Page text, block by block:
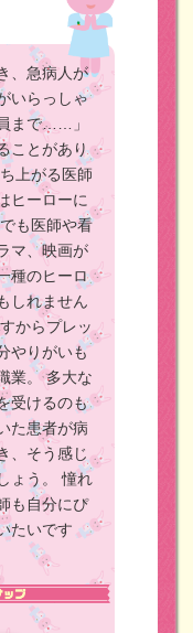
、急病人が
いらっしゃ
まで……」
ことがあり
上がる医師
ヒーローに
も医師や看
マ、映画が
種のヒーロ
しれません
からプレッ
やりがいも
業。多大な
受けるのも
た患者が病
、そう感じ
ょう。
憧れ
も自分にぴ
たいです